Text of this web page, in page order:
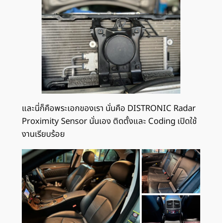
และนี่ก็คือพระเอกของเรา นั่นคือ DISTRONIC Radar
Proximity Sensor นั่นเอง ติดตั้งและ Coding เปิดใช้
งานเรียบร้อย